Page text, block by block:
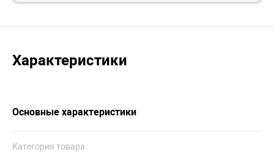
Характеристики
Основные характеристики
Категория товара